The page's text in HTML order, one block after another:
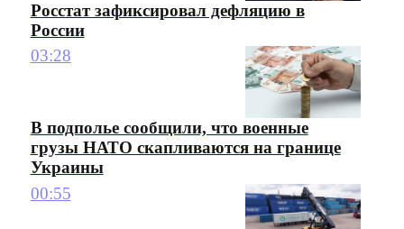
Росстат зафиксировал дефляцию в
России
03:28
В подполье сообщили, что военные
грузы НАТО скапливаются на границе
Украины
00:55